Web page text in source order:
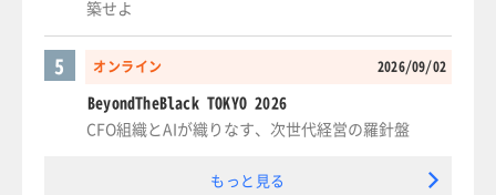
築せよ
オンライン 2026/09/02
5
BeyondTheBlack TOKYO 2026
CFO組織とAIが織りなす、次世代経営の羅針盤
もっと見る